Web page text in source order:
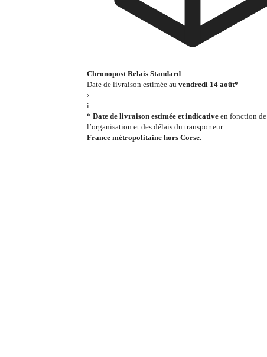
Chronopost Relais Standard
Date de livraison estimée au vendredi 14 août*
›
i
* Date de livraison estimée et indicativeen fonction de
l’organisation et des délais du transporteur.
France métropolitaine hors Corse.